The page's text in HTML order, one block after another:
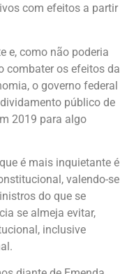
com efeitos a partir
e, como não poderia
combater os efeitos da
o governo federal
público de
2019 para algo
é mais inquietante é
valendo-se
do que se
se almeja evitar,
inclusive